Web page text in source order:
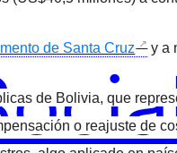
de Santa Cruz y a
de Bolivia, que
o reajuste de